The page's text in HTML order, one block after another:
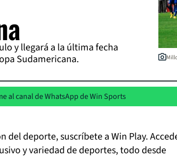
y llegará a la última fecha
Sudamericana.
al canal de WhatsApp de Win Sports
del deporte, suscríbete a Win Play.
y variedad de deportes, todo desde